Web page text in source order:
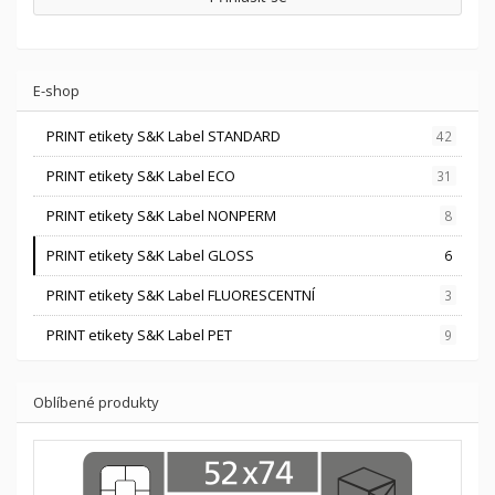
E-shop
PRINT etikety S&K Label STANDARD 42
PRINT etikety S&K Label ECO 31
PRINT etikety S&K Label NONPERM 8
PRINT etikety S&K Label GLOSS 6
PRINT etikety S&K Label FLUORESCENTNÍ 3
PRINT etikety S&K Label PET 9
Oblíbené produkty